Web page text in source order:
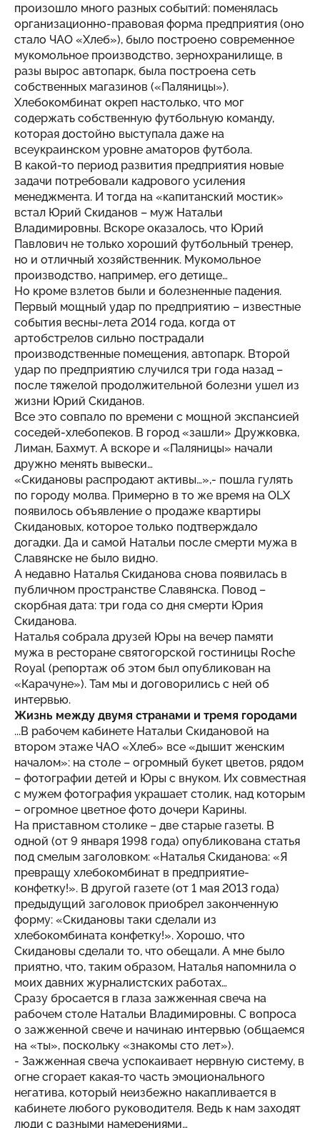
произошло много разных событий: поменялась
организационно-правовая форма предприятия (оно
стало ЧАО «Хлеб»), было построено современное
мукомольное производство, зернохранилище, в
разы вырос автопарк, была построена сеть
собственных магазинов («Паляницы»).
Хлебокомбинат окреп настолько, что мог
содержать собственную футбольную команду,
которая достойно выступала даже на
всеукраинском уровне аматоров футбола.
В какой-то период развития предприятия новые
задачи потребовали кадрового усиления
менеджмента. И тогда на «капитанский мостик»
встал Юрий Скиданов – муж Натальи
Владимировны. Вскоре оказалось, что Юрий
Павлович не только хороший футбольный тренер,
но и отличный хозяйственник. Мукомольное
производство, например, его детище…
Но кроме взлетов были и болезненные падения.
Первый мощный удар по предприятию – известные
события весны-лета 2014 года, когда от
артобстрелов сильно пострадали
производственные помещения, автопарк. Второй
удар по предприятию случился три года назад –
после тяжелой продолжительной болезни ушел из
жизни Юрий Скиданов.
Все это совпало по времени с мощной экспансией
соседей-хлебопеков. В город «зашли» Дружковка,
Лиман, Бахмут. А вскоре и «Паляницы» начали
дружно менять вывески…
«Скидановы распродают активы…»,- пошла гулять
по городу молва. Примерно в то же время на OLX
появилось объявление о продаже квартиры
Скидановых, которое только подтверждало
догадки. Да и самой Натальи после смерти мужа в
Славянске не было видно.
А недавно Наталья Скиданова снова появилась в
публичном пространстве Славянска. Повод –
скорбная дата: три года со дня смерти Юрия
Скиданова.
Наталья собрала друзей Юры на вечер памяти
мужа в ресторане святогорской гостиницы Roche
Royal (репортаж об этом был опубликован на
«Карачуне»). Там мы и договорились с ней об
интервью.
Жизнь между двумя странами и тремя городами
...В рабочем кабинете Натальи Скидановой на
втором этаже ЧАО «Хлеб» все «дышит женским
началом»: на столе – огромный букет цветов, рядом
– фотографии детей и Юры с внуком. Их совместная
с мужем фотография украшает столик, над которым
– огромное цветное фото дочери Карины.
На приставном столике – две старые газеты. В
одной (от 9 января 1998 года) опубликована статья
под смелым заголовком: «Наталья Скиданова: «Я
превращу хлебокомбинат в предприятие-
конфетку!». В другой газете (от 1 мая 2013 года)
предыдущий заголовок приобрел законченную
форму: «Скидановы таки сделали из
хлебокомбината конфетку!». Хорошо, что
Скидановы сделали то, что обещали. А мне было
приятно, что, таким образом, Наталья напомнила о
моих давних журналистских работах…
Сразу бросается в глаза зажженная свеча на
рабочем столе Натальи Владимировны. С вопроса
о зажженной свече и начинаю интервью (общаемся
на «ты», поскольку «знакомы сто лет»).
- Зажженная свеча успокаивает нервную систему, в
огне сгорает какая-то часть эмоционального
негатива, который неизбежно накапливается в
кабинете любого руководителя. Ведь к нам заходят
люди с разными намерениями…